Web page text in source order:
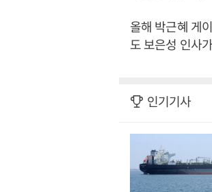
올해 박근혜 게
도 보은성 인사
인기기사